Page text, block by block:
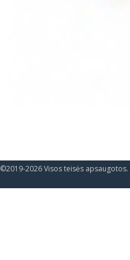
©2019-2026 Visos teisės apsaugotos.